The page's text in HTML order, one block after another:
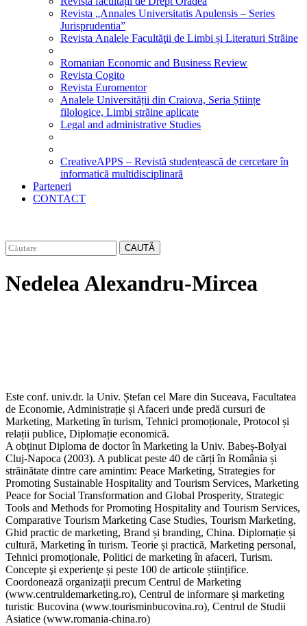
Revista „Annales Universitatis Apulensis – Series
Jurisprudentia”
Revista Analele Facultăţii de Limbi și Literaturi Străine
Romanian Economic and Business Review
Revista Cogito
Revista Euromentor
Analele Universității din Craiova, Seria Științe
filologice, Limbi străine aplicate
Legal and administrative Studies
CreativeAPPS – Revistă studențească de cercetare în
informatică multidisciplinară
Parteneri
CONTACT
CAUTĂ
Nedelea Alexandru-Mircea
Este conf. univ.dr. la Univ. Ștefan cel Mare din Suceava, Facultatea
de Economie, Administrație și Afaceri unde predă cursuri de
Marketing, Marketing în turism, Tehnici promoționale, Protocol și
relații publice, Diplomație economică.
A obținut Diploma de doctor în Marketing la Univ. Babeș-Bolyai
Cluj-Napoca (2003). A publicat peste 40 de cărți în România și
străinătate dintre care amintim: Peace Marketing, Strategies for
Promoting Sustainable Hospitality and Tourism Services, Marketing
Peace for Social Transformation and Global Prosperity, Strategic
Tools and Methods for Promoting Hospitality and Tourism Services,
Comparative Tourism Marketing Case Studies, Tourism Marketing,
Ghid practic de marketing, Brand și branding, China. Diplomație și
cultură, Marketing în turism. Teorie și practică, Marketing personal,
Tehnici promoționale, Politici de marketing în afaceri, Turism.
Concepte şi experienţe și peste 100 de articole științifice.
Coordonează organizații precum Centrul de Marketing
(www.centruldemarketing.ro), Centrul de informare și marketing
turistic Bucovina (www.tourisminbucovina.ro), Centrul de Studii
Asiatice (www.romania-china.ro)